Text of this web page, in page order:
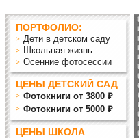
ПОРТФОЛИО:
Дети в детском саду
Школьная жизнь
Осенние фотосессии
ЦЕНЫ ДЕТСКИЙ САД
Фотокниги от 3800 ₽
Фотокниги от 5000 ₽
ЦЕНЫ ШКОЛА